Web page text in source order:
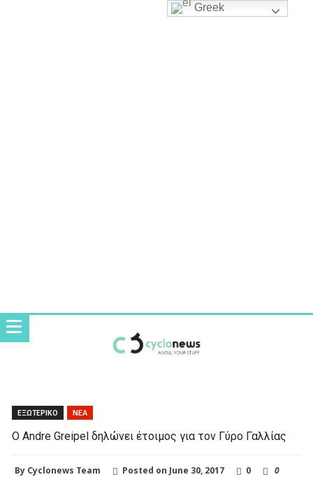
ΕΞΩΤΕΡΙΚΟ ΝΕΑ
O Andre Greipel δηλώνει έτοιμος για τον Γύρο Γαλλίας
By Cyclonews Team Posted on June 30, 2017 0
0
Greek